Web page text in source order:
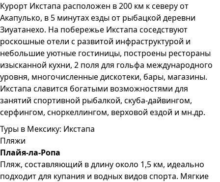
Курорт Икстапа расположен в 200 км к северу от
Акапулько, в 5 минутах езды от рыбацкой деревни
Зиуатанехо. На побережье Икстапа соседствуют
роскошные отели с развитой инфраструктурой и
небольшие уютные гостиницы, построены рестораны
изысканной кухни, 2 поля для гольфа международного
уровня, многочисленные дискотеки, бары, магазины.
Икстапа славится богатыми возможностями для
занятий спортивной рыбалкой, скуба-дайвингом,
серфингом, сноркеллингом, верховой ездой и мн.др.
Туры в Мексику: Икстапа
Пляжи
Плайя-ла-Ропа
Пляж, составляющий в длину около 1,5 км, идеально
подходит для купания и водных видов спорта. Мягкие